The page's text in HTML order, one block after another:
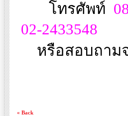
โทรศัพท์
02-2433548
หรือสอบถาม
« Back